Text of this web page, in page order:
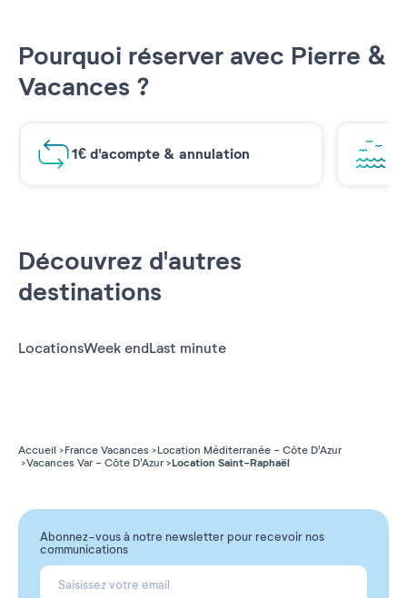
Pourquoi réserver avec Pierre &
Vacances ?
1€ d'acompte & annulation
Découvrez d'autres
destinations
LocationsWeek endLast minute
Accueil France Vacances
Location Méditerranée - Côte D'Azur
Vacances Var - Côte D'Azur
Location Saint-Raphaël
Abonnez-vous à notre newsletter pour recevoir nos
communications